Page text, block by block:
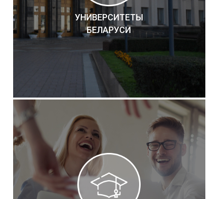
УНИВЕРСИТЕТЫ
БЕЛАРУСИ